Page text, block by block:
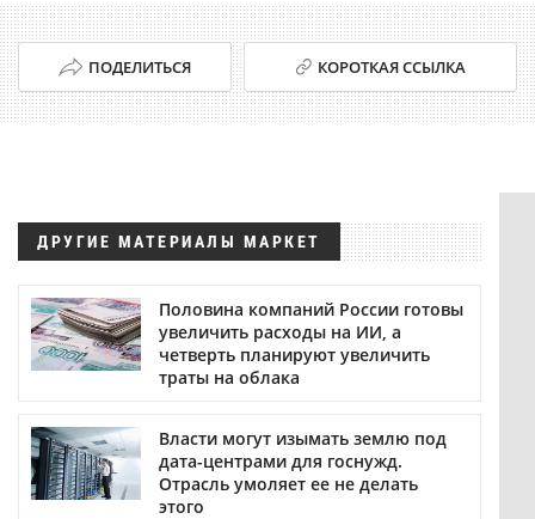
ПОДЕЛИТЬСЯ КОРОТКАЯ ССЫЛКА
ДРУГИЕ МАТЕРИАЛЫ МАРКЕТ
Половина компаний России готовы
увеличить расходы на ИИ, а
четверть планируют увеличить
траты на облака
Власти могут изымать землю под
дата-центрами для госнужд.
Отрасль умоляет ее не делать
этого